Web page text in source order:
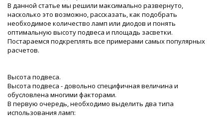
В данной статье мы решили максимально развернуто,
насколько это возможно, рассказать, как подобрать
необходимое количество ламп или диодов и понять
оптимальную высоту подвеса и площадь засветки.
Постараемся подкреплять все примерами самых популярных
расчетов.
Высота подвеса.
Высота подвеса - довольно специфичная величина и
обусловлена многими факторами.
В первую очередь, необходимо выделить два типа
использования ламп: